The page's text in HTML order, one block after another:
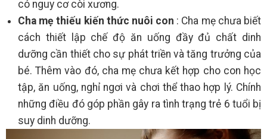
có nguy cơ còi xương.
Cha mẹ thiếu kiến thức nuôi con : Cha mẹ chưa biết
cách thiết lập chế độ ăn uống đầy đủ chất dinh
dưỡng cần thiết cho sự phát triền và tăng trưởng của
bé. Thêm vào đó, cha mẹ chưa kết hợp cho con học
tập, ăn uống, nghỉ ngơi và chơi thể thao hợp lý. Chính
những điều đó góp phần gây ra tình trạng trẻ 6 tuổi bị
suy dinh dưỡng.